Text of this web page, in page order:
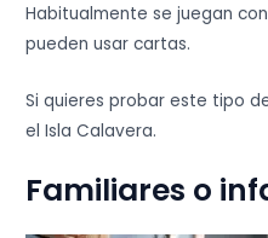
Habitualmente se juegan
pueden usar cartas.
Si quieres probar este tipo
el Isla Calavera.
Familiares o